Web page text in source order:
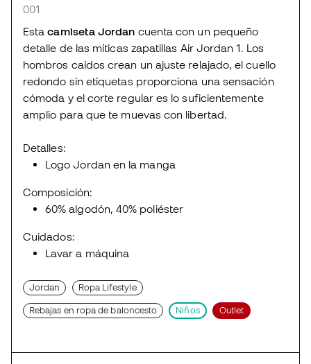
001
Estacamiseta Jordan cuenta con un pequeño
detalle de las míticas zapatillas Air Jordan 1. Los
hombros caídos crean un ajuste relajado, el cuello
redondo sin etiquetas proporciona una sensación
cómoda y el corte regular es lo suficientemente
amplio para que te muevas con libertad.
Detalles:
Logo Jordan en la manga
Composición:
60% algodón, 40% poliéster
Cuidados:
Lavar a máquina
Jordan Ropa Lifestyle
Rebajas en ropa de baloncesto Niños Outlet